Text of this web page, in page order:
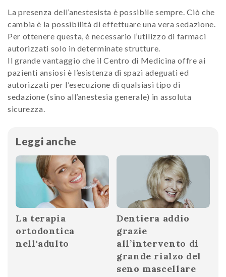
La presenza dell’anestesista è possibile sempre. Ciò che
cambia è la possibilità di effettuare una vera sedazione.
Per ottenere questa, è necessario l’utilizzo di farmaci
autorizzati solo in determinate strutture.
Il grande vantaggio che il Centro di Medicina offre ai
pazienti ansiosi è l’esistenza di spazi adeguati ed
autorizzati per l’esecuzione di qualsiasi tipo di
sedazione (sino all’anestesia generale) in assoluta
sicurezza.
Leggi anche
La terapia
ortodontica
nell'adulto
Dentiera addio
grazie
all’intervento di
grande rialzo del
seno mascellare